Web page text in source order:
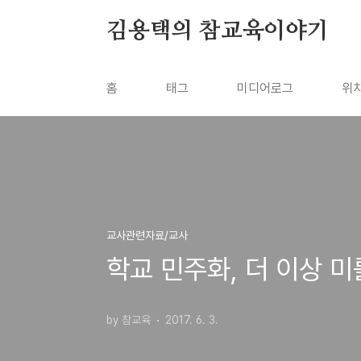
김용택의 참교육이야기
홈 태그 미디어로그 위
교사관련자료/교사
학교 민주화, 더 이상
by 참교육 2017. 6. 3.